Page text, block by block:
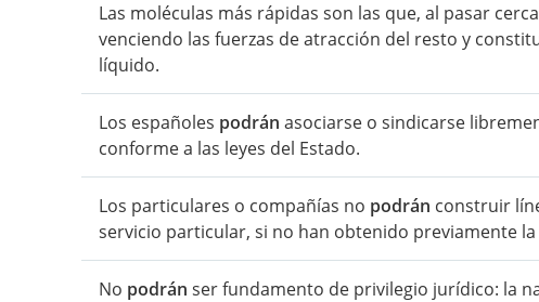
Las moléculas más rápidas son las que, al pasar
venciendo las fuerzas de atracción del resto y
líquido.
Los españoles podrán asociarse o sindicarse
conforme a las leyes del Estado.
Los particulares o compañías no podrán construir
servicio particular, si no han obtenido previamente la
No podrán ser fundamento de privilegio jurídico: la